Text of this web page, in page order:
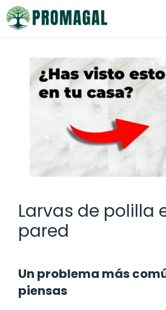
Saltar
al
Larvas de polilla
pared
Un problema más
piensas